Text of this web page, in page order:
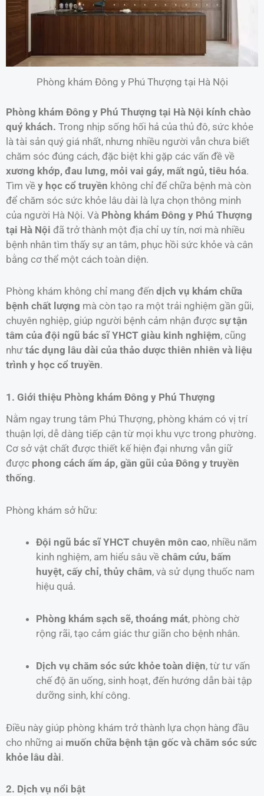
Phòng khám Đông y Phú Thượng tại Hà Nội
Phòng khám Đông y Phú Thượng tại Hà Nội kính chào
quý khách. Trong nhịp sống hối hả của thủ đô, sức khỏe
là tài sản quý giá nhất, nhưng nhiều người vẫn chưa biết
chăm sóc đúng cách, đặc biệt khi gặp các vấn đề về
xương khớp, đau lưng, mỏi vai gáy, mất ngủ, tiêu hóa.
Tìm về y học cổ truyền không chỉ để chữa bệnh mà còn
để chăm sóc sức khỏe lâu dài là lựa chọn thông minh
của người Hà Nội. Và Phòng khám Đông y Phú Thượng
tại Hà Nội đã trở thành một địa chỉ uy tín, nơi mà nhiều
bệnh nhân tìm thấy sự an tâm, phục hồi sức khỏe và cân
bằng cơ thể một cách toàn diện.
Phòng khám không chỉ mang đến dịch vụ khám chữa
bệnh chất lượng mà còn tạo ra một trải nghiệm gần gũi,
chuyên nghiệp, giúp người bệnh cảm nhận được sự tận
tâm của đội ngũ bác sĩ YHCT giàu kinh nghiệm, cũng
như tác dụng lâu dài của thảo dược thiên nhiên và liệu
trình y học cổ truyền.
1. Giới thiệu Phòng khám Đông y Phú Thượng
Nằm ngay trung tâm Phú Thượng, phòng khám có vị trí
thuận lợi, dễ dàng tiếp cận từ mọi khu vực trong phường.
Cơ sở vật chất được thiết kế hiện đại nhưng vẫn giữ
được phong cách ấm áp, gần gũi của Đông y truyền
thống.
Phòng khám sở hữu:
Đội ngũ bác sĩ YHCT chuyên môn cao, nhiều năm
kinh nghiệm, am hiểu sâu về châm cứu, bấm
huyệt, cấy chỉ, thủy châm, và sử dụng thuốc nam
hiệu quả.
Phòng khám sạch sẽ, thoáng mát, phòng chờ
rộng rãi, tạo cảm giác thư giãn cho bệnh nhân.
Dịch vụ chăm sóc sức khỏe toàn diện, từ tư vấn
chế độ ăn uống, sinh hoạt, đến hướng dẫn bài tập
dưỡng sinh, khí công.
Điều này giúp phòng khám trở thành lựa chọn hàng đầu
cho những ai muốn chữa bệnh tận gốc và chăm sóc sức
khỏe lâu dài.
2. Dịch vụ nổi bật